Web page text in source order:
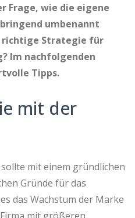
Frage, wie die eigene
umbenannt
richtige Strategie für
Im nachfolgenden
Tipps.
mit der
mit einem gründlichen
Gründe für das
das Wachstum der Marke